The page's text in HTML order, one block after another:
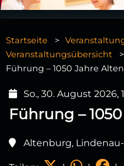
Startseite
Veranstaltungsübersicht
Führung – 1050 Jahre
So., 30. August 2026,
Führung –
Altenburg,